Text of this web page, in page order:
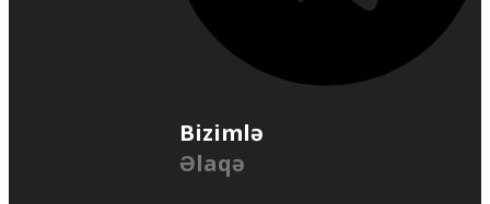
Bizimlə
Əlaqə